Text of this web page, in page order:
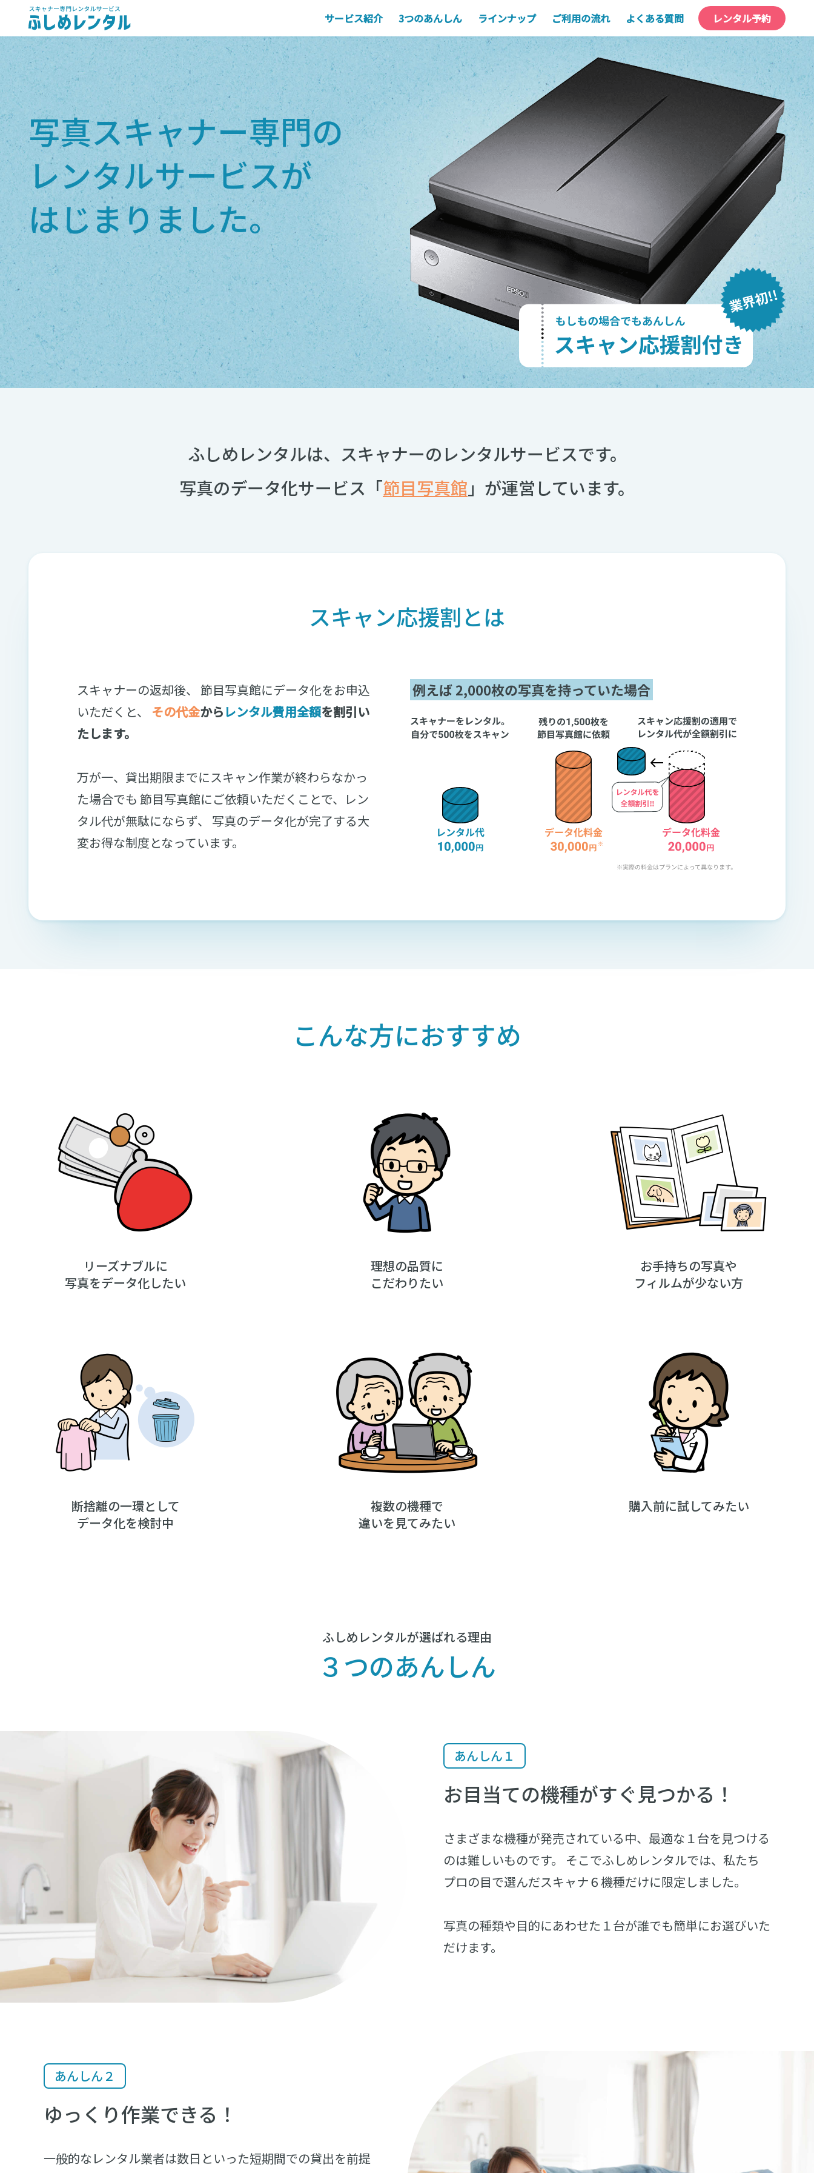
サービス紹介 3つのあんしん ラインナップ ご利用の流れ よくある質問 レンタル予約
写真スキャナー専門の
レンタルサービスが
はじまりました。
ふしめレンタルは、 スキャナーのレンタルサービスです。
写真のデータ化サービス 「節目写真館 」が運営しています。
スキャン応援割とは
スキャナーの返却後、 節目写真館にデータ化をお申込
いただくと、 その代金からレンタル費用全額を割引い
たします。
万が一、貸出期限までにスキャン作業が終わらなかっ
た場合でも 節目写真館にご依頼いただくことで、レン
タル代が無駄にならず、 写真のデータ化が完了する大
変お得な制度となっています。
こんな方におすすめ
リーズナブルに
写真をデータ化したい
理想の品質に
こだわりたい
お手持ちの写真や
フィルムが少ない方
断捨離の一環として
データ化を検討中
複数の機種で
違いを見てみたい
購入前に試してみたい
ふしめレンタルが選ばれる理由
３つのあんしん
あんしん１
お目当ての機種がすぐ見つかる！
さまざまな機種が発売されている中、最適な１台を見つける
のは難しいものです。 そこでふしめレンタルでは、私たち
プロの目で選んだスキャナ６機種だけに限定しました。
写真の種類や目的にあわせた１台が誰でも簡単にお選びいた
だけます。
あんしん２
ゆっくり作業できる！
一般的なレンタル業者は数日といった短期間での貸出を前提